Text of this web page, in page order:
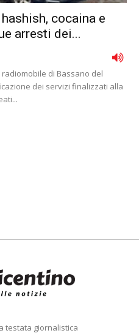
cocaina e
arresti dei...
di Bassano del
dei servizi finalizzati alla
testata giornalistica